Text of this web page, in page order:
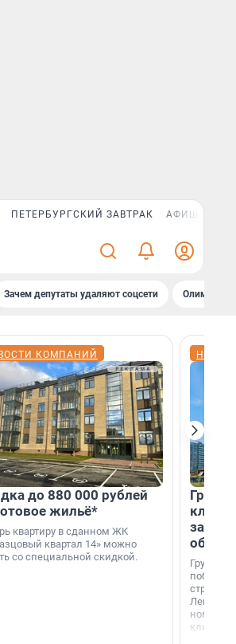
ПЕТЕРБУРГСКИЙ ЗАВТРАК АФИША PLUS
Зачем депутаты удаляют соцсети
КОМПАНИЙ
до 880 000 рублей
жильё*
квартиру в сданном ЖК
квартал 14» можно
со специальной скидкой.
Группа